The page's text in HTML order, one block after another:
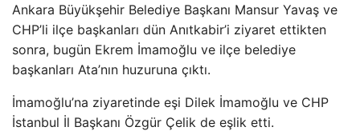
Ankara Büyükşehir Belediye Başkanı Mansur Yavaş ve
CHP’li ilçe başkanları dün Anıtkabir’i ziyaret ettikten
sonra, bugün Ekrem İmamoğlu ve ilçe belediye
başkanları Ata’nın huzuruna çıktı.
İmamoğlu’na ziyaretinde eşi Dilek İmamoğlu ve CHP
İstanbul İl Başkanı Özgür Çelik de eşlik etti.